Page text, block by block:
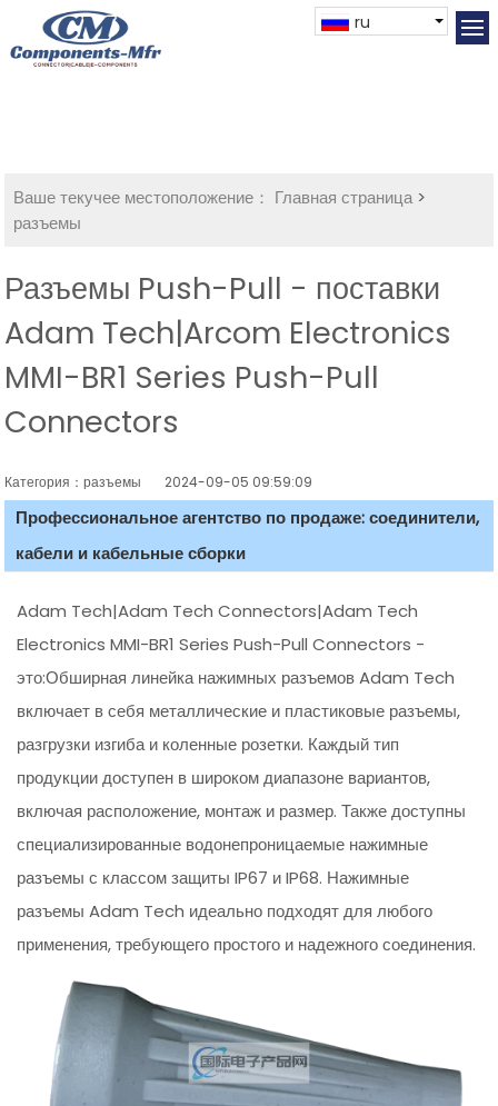
ru
Ваше текучее местоположение： Главная страница>
разъемы
Разъемы Push-Pull - поставки
Adam Tech|Arcom Electronics
MMI-BR1 Series Push-Pull
Connectors
Категория：разъемы 2024-09-05 09:59:09
Профессиональное агентство по продаже: соединители,
кабели и кабельные сборки
Adam Tech|Adam Tech Connectors|Adam Tech
Electronics MMI-BR1 Series Push-Pull Connectors -
это:Обширная линейка нажимных разъемов Adam Tech
включает в себя металлические и пластиковые разъемы,
разгрузки изгиба и коленные розетки. Каждый тип
продукции доступен в широком диапазоне вариантов,
включая расположение, монтаж и размер. Также доступны
специализированные водонепроницаемые нажимные
разъемы с классом защиты IP67 и IP68. Нажимные
разъемы Adam Tech идеально подходят для любого
применения, требующего простого и надежного соединения.